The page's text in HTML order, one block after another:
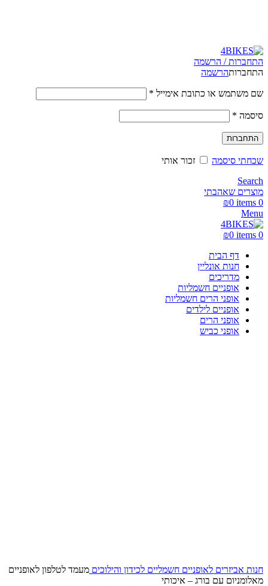
התחברות / הרשמה
התחברותהרשמה
שם משתמש או כתובת אימייל *
סיסמה *
התחברות
שכחתי סיסמה
זכור אותי
Search
מוצרים שאהבתי
0
items
₪0
Menu
0
items
₪0
דף הבית
חנות אונליין
מדריכים
אופניים חשמליות
אופני הרים חשמליות
אופניים לילדים
אופני הרים
אופני כביש
חנות אביזרים לאופניים חשמליים לכידון והילוכים מעמד לטלפון לאופניים
מאלומניום עם בורג – איכותי